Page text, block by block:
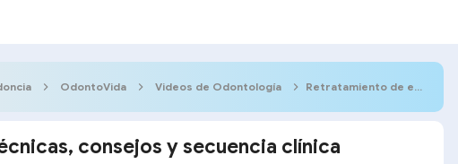
OdontoVida Videos de Odontología Retratamiento de endodoncia - Técnicas, consejos y secuencia clínica
consejos y secuencia clínica